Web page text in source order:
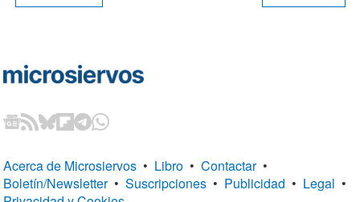
Acerca de Microsiervos • Libro • Contactar •
Boletín/Newsletter • Suscripciones • Publicidad • Legal •